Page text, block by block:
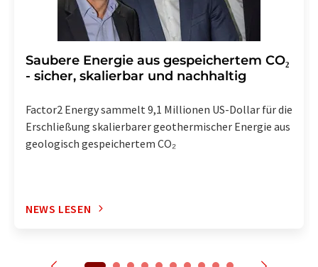
Saubere Energie aus gespeichertem CO₂
- sicher, skalierbar und nachhaltig
Factor2 Energy sammelt 9,1 Millionen US-Dollar für die
Erschließung skalierbarer geothermischer Energie aus
geologisch gespeichertem CO₂
NEWS LESEN